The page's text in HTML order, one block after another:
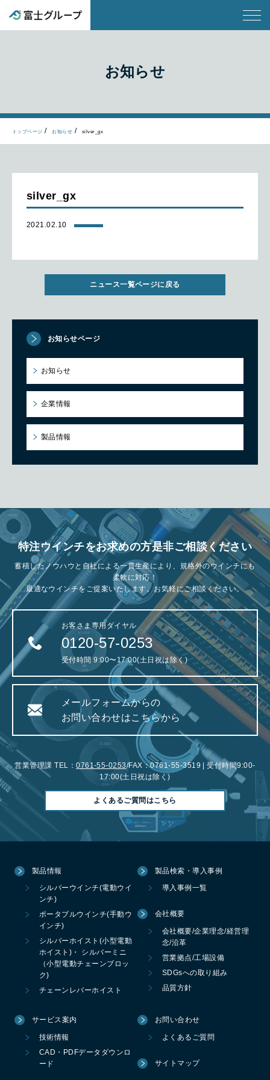
お知らせ
トップページ お知らせ silver_gx
silver_gx
2021.02.10
ニュース一覧ページに戻る
お知らせページ
お知らせ
企業情報
製品情報
特注ウインチをお求めの方是非ご相談ください
蓄積したノウハウと自社による一貫生産により、規格外のウインチにも
柔軟に対応！
最適なウインチをご提案いたします。お気軽にご相談ください。
お客さま専用ダイヤル
0120-57-0253
受付時間 9:00〜17:00(土日祝は除く)
メールフォームからの
お問い合わせはこちらから
営業管理課 TEL：0761-55-0253/FAX：0761-55-3519 | 受付時間9:00-
17:00(土日祝は除く)
よくあるご質問はこちら
製品情報
シルバーウインチ(電動ウイ
ンチ)
ポータブルウインチ(手動ウ
インチ)
シルバーホイスト(小型電動
ホイスト)・ シルバーミニ
（小型電動チェーンブロッ
ク)
チェーンレバーホイスト
製品検索・導入事例
導入事例一覧
会社概要
会社概要/企業理念/経営理
念/沿革
営業拠点/工場設備
SDGsへの取り組み
品質方針
サービス案内
技術情報
CAD・PDFデータダウンロ
ード
お問い合わせ
よくあるご質問
サイトマップ